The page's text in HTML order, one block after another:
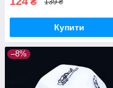
139 ₴
Купити
–8%